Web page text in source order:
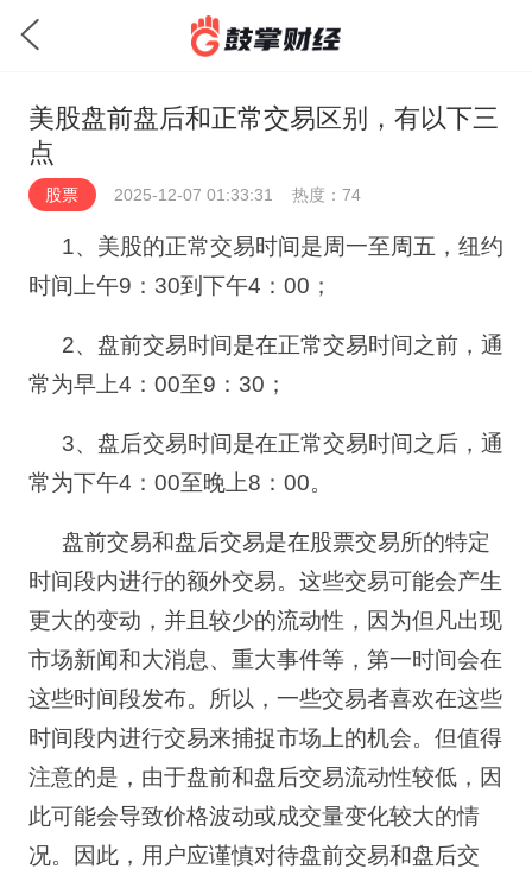
美股盘前盘后和正常交易区别，有以下三
点
股票 2025-12-07 01:33:31 热度：74
1、 美股的正常交易时间是周一至周五，纽约
时间上午9 ： 30到下午4 ： 00 ；
2、 盘前交易时间是在正常交易时间之前，通
常为早上4 ： 00至9 ： 30 ；
3、 盘后交易时间是在正常交易时间之后，通
常为下午4 ： 00至晚上8 ： 00。
盘前交易和盘后交易是在股票交易所的特定
时间段内进行的额外交易。这些交易可能会产生
更大的变动，并且较少的流动性，因为但凡出现
市场新闻和大消息、重大事件等，第一时间会在
这些时间段发布。所以，一些交易者喜欢在这些
时间段内进行交易来捕捉市场上的机会。但值得
注意的是，由于盘前和盘后交易流动性较低，因
此可能会导致价格波动或成交量变化较大的情
况。因此，用户应谨慎对待盘前交易和盘后交